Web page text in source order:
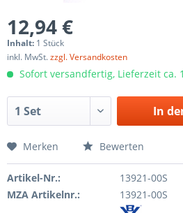
12,94 €
Inhalt: 1 Stück
inkl. MwSt.zzgl. Versandkosten
Sofort versandfertig, Lieferzeit ca.
In
Merken Bewerten
Artikel-Nr.:
13921-00S
MZA Artikelnr.:
13921-00S